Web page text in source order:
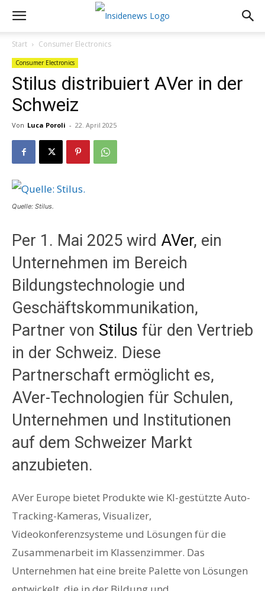
Start Consumer Electronics
Consumer Electronics
Stilus distribuiert AVer in der
Schweiz
Von Luca Poroli - 22. April 2025
Quelle: Stilus.
Per 1. Mai 2025 wird AVer, ein
Unternehmen im Bereich
Bildungstechnologie und
Geschäftskommunikation,
Partner von Stilus für den Vertrieb
in der Schweiz. Diese
Partnerschaft ermöglicht es,
AVer-Technologien für Schulen,
Unternehmen und Institutionen
auf dem Schweizer Markt
anzubieten.
AVer Europe bietet Produkte wie KI-gestützte Auto-
Tracking-Kameras, Visualizer,
Videokonferenzsysteme und Lösungen für die
Zusammenarbeit im Klassenzimmer. Das
Unternehmen hat eine breite Palette von Lösungen